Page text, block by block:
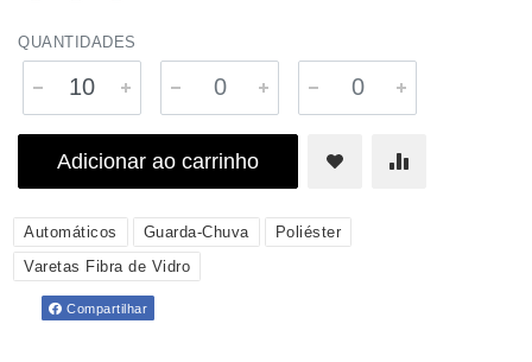
QUANTIDADES
Adicionar ao carrinho
Automáticos Guarda-Chuva
Poliéster
Varetas Fibra de Vidro
Compartilhar